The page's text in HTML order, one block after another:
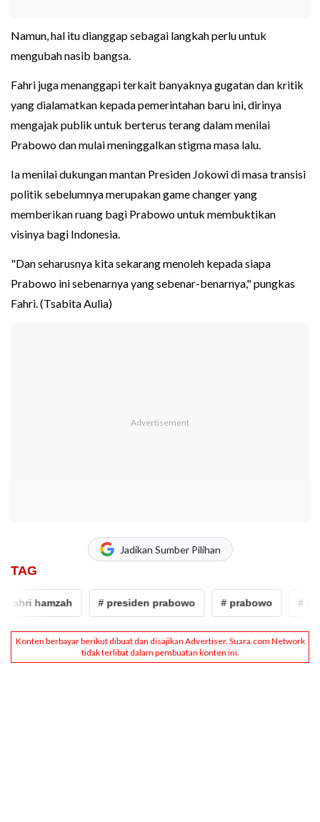
Namun, hal itu dianggap sebagai langkah perlu untuk
mengubah nasib bangsa.
Fahri juga menanggapi terkait banyaknya gugatan dan kritik
yang dialamatkan kepada pemerintahan baru ini, dirinya
mengajak publik untuk berterus terang dalam menilai
Prabowo dan mulai meninggalkan stigma masa lalu.
Ia menilai dukungan mantan Presiden Jokowi di masa transisi
politik sebelumnya merupakan game changer yang
memberikan ruang bagi Prabowo untuk membuktikan
visinya bagi Indonesia.
"Dan seharusnya kita sekarang menoleh kepada siapa
Prabowo ini sebenarnya yang sebenar-benarnya," pungkas
Fahri. (Tsabita Aulia)
Jadikan Sumber Pilihan
TAG
hamzah # presiden prabowo # prabowo #